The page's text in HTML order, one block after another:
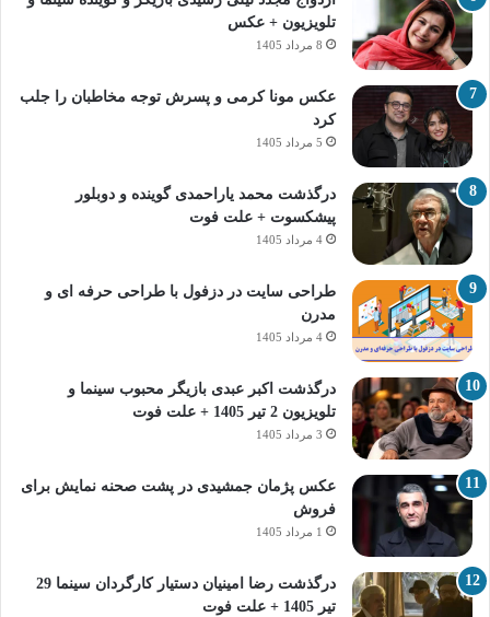
تلویزیون + عکس
8 مرداد 1405
عکس مونا کرمی و پسرش توجه مخاطبان را جلب
کرد
5 مرداد 1405
درگذشت محمد یاراحمدی گوینده و دوبلور
پیشکسوت + علت فوت
4 مرداد 1405
طراحی سایت در دزفول با طراحی حرفه‌ ای و
مدرن
4 مرداد 1405
درگذشت اکبر عبدی بازیگر محبوب سینما و
تلویزیون 2 تیر 1405 + علت فوت
3 مرداد 1405
عکس پژمان جمشیدی در پشت صحنه نمایش برای
فروش
1 مرداد 1405
درگذشت رضا امینیان دستیار کارگردان سینما 29
تیر 1405 + علت فوت